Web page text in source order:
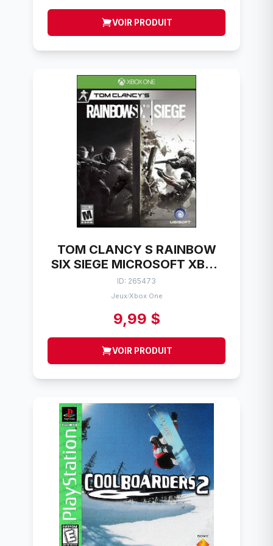
VOIR PRODUIT
TOM CLANCY S RAINBOW
SIX SIEGE MICROSOFT XBOX
ONE
ID: 265473
Jeux/Xbox One
9,99 $
VOIR PRODUIT